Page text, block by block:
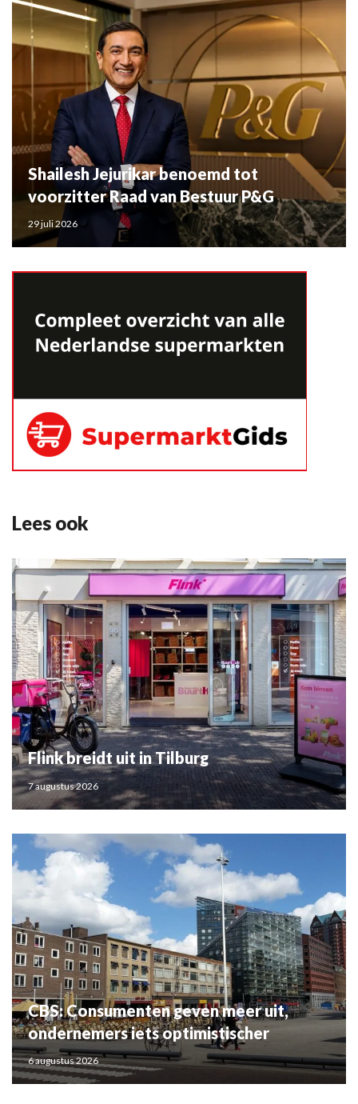
Shailesh Jejurikar benoemd tot
voorzitter Raad van Bestuur P&G
29 juli 2026
Lees ook
Flink breidt uit in Tilburg
7 augustus 2026
CBS: Consumenten geven meer uit,
ondernemers iets optimistischer
6 augustus 2026